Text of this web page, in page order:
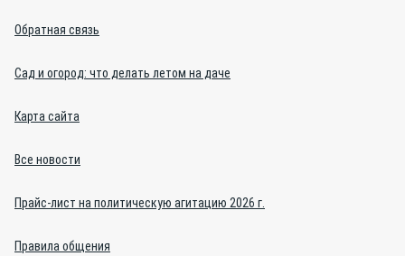
Обратная связь
Сад и огород: что делать летом на даче
Карта сайта
Все новости
Прайс-лист на политическую агитацию 2026 г.
Правила общения